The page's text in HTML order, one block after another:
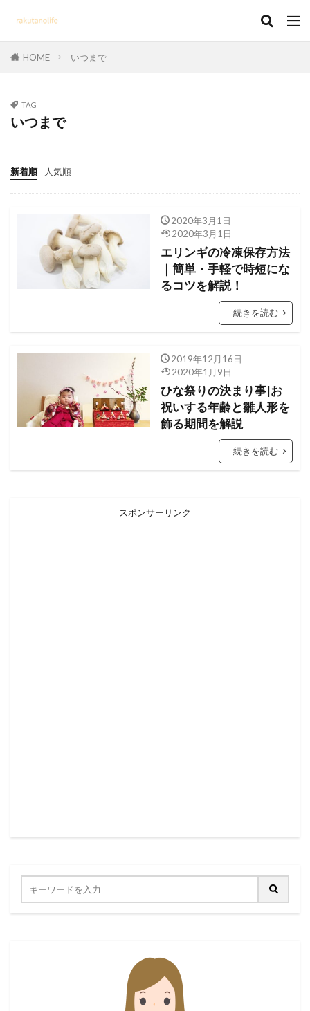
HOME いつまで
TAG
いつまで
新着順 人気順
2020年3月1日
2020年3月1日
エリンギの冷凍保存方法
｜簡単・手軽で時短にな
るコツを解説！
続きを読む
2019年12月16日
2020年1月9日
ひな祭りの決まり事|お
祝いする年齢と雛人形を
飾る期間を解説
続きを読む
スポンサーリンク